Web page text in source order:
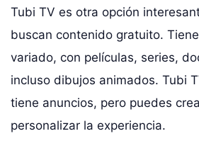
Tubi TV es otra opción
buscan contenido gratuito.
variado, con películas, series,
incluso dibujos animados. Tubi
tiene anuncios, pero puedes
personalizar la experiencia.